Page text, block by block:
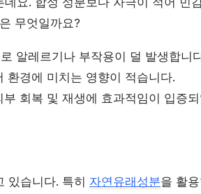
무엇일까요?
알레르기나 부작용이 덜 발생합니
환경에 미치는 영향이 적습니다.
회복 및 재생에 효과적임이 입증
있습니다. 특히 자연유래성분을 활